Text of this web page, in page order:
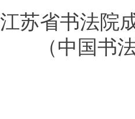
江苏省书法院
（中国书